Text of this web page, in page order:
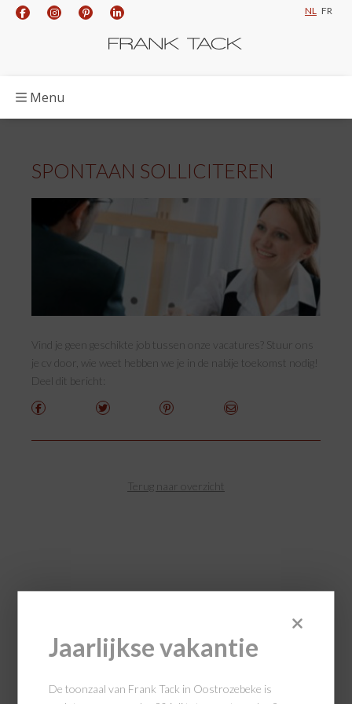
NL FR
Menu
SPONTAAN SOLLICITEREN
Vind je geen geschikte job tussen onze vacatures? Stuur ons
je cv door, wie weet hebben we je in de nabije toekomst nodig!
Deel dit bericht:
Terug naar overzicht
Jaarlijkse vakantie
De toonzaal van Frank Tack in Oostrozebeke is